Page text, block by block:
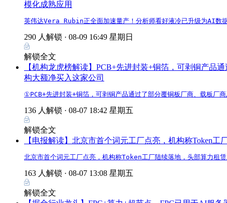
模化成熟应用
英伟达Vera Rubin正全面加速量产！分析师看好液冷已升级为AI数
290 人解锁 · 08-09 16:49 星期日
解锁全文
【机构龙虎榜解读】PCB+先进封装+铜箔，可剥铜产品
构大额净买入这家公司
①PCB+先进封装+铜箔，可剥铜产品通过了部分覆铜板厂商、载板厂
136 人解锁 · 08-07 18:42 星期五
解锁全文
【电报解读】北京市首个词元工厂点亮，机构称Token
北京市首个词元工厂点亮，机构称Token工厂陆续落地，头部算力租
163 人解锁 · 08-07 13:08 星期五
解锁全文